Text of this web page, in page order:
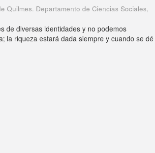
Quilmes. Departamento de Ciencias Sociales,
de diversas identidades y no podemos
la riqueza estará dada siempre y cuando se dé